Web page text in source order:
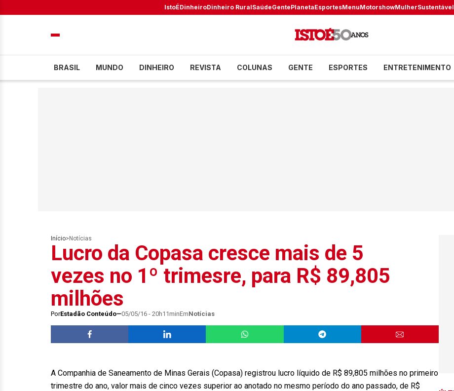
IstoÉDinheiroDinheiro RuralSaúdeGentePlanetaEsportesMenuMotorshowMulherSustentável
BRASIL MUNDO DINHEIRO REVISTA COLUNAS GENTE ESPORTES ENTRETENIMENTO
Início> Notícias
Lucro da Copasa cresce mais de 5
vezes no 1º trimesre, para R$ 89,805
milhões
PorEstadão Conteúdo 05/05/16 - 20h11minEmNotícias
A Companhia de Saneamento de Minas Gerais (Copasa) registrou lucro líquido de R$ 89,805 milhões no primeiro
trimestre do ano, valor mais de cinco vezes superior ao anotado no mesmo período do ano passado, de R$